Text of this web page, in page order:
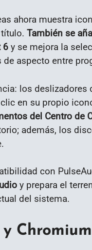
ahora muestra
También se
6 y se mejora la
aspecto entre
los deslizadores
en su propio
del Centro de
además, los
con
y prepara el
del sistema.
Chromium